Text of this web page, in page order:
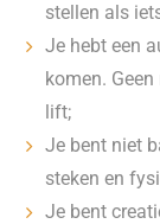
stellen als
Je hebt een
komen.
lift;
Je bent niet
steken en
Je bent